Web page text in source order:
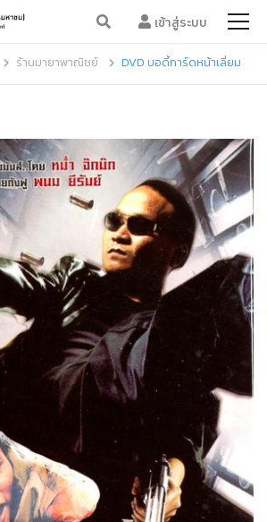
เข้าสู่ระบบ
ร้านมายาพาณิชย์ DVD บอดี้การ์ดหน้าเลี่ยม